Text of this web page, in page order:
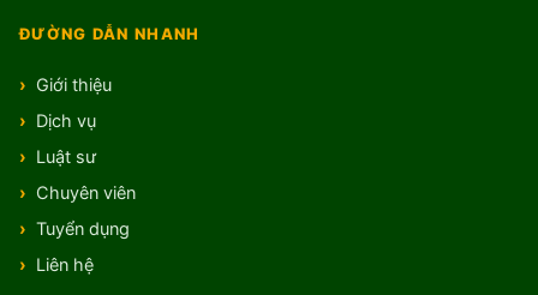
ĐƯỜNG DẪN NHANH
Giới thiệu
Dịch vụ
Luật sư
Chuyên viên
Tuyển dụng
Liên hệ